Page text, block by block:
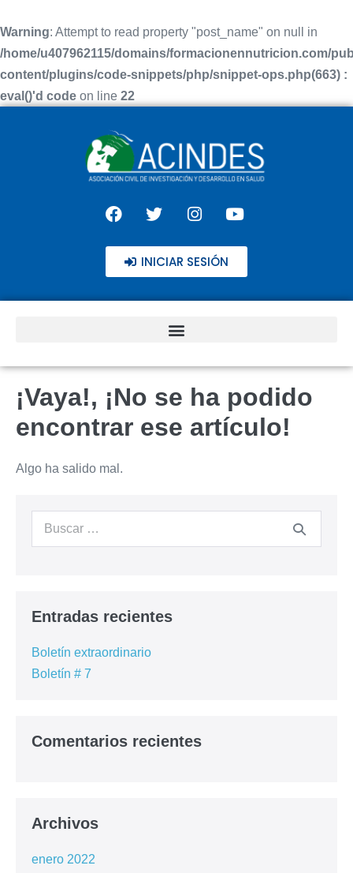
Warning: Attempt to read property "post_name" on null in
/home/u407962115/domains/formacionennutricion.com/
content/plugins/code-snippets/php/snippet-ops.php(663) :
eval()'d code on line 22
INICIAR SESIÓN
¡Vaya!, ¡No se ha podido
encontrar ese artículo!
Algo ha salido mal.
Entradas recientes
Boletín extraordinario
Boletín # 7
Comentarios recientes
Archivos
enero 2022